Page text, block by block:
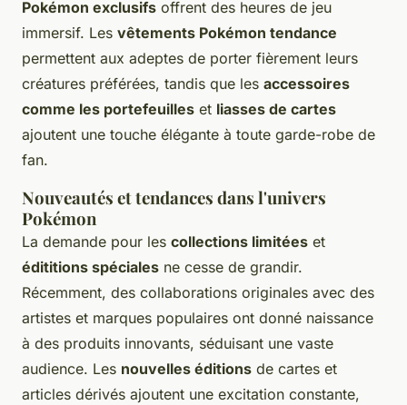
Pokémon exclusifs offrent des heures de jeu
immersif. Les vêtements Pokémon tendance
permettent aux adeptes de porter fièrement leurs
créatures préférées, tandis que les accessoires
comme les portefeuilles et liasses de cartes
ajoutent une touche élégante à toute garde-robe de
fan.
Nouveautés et tendances dans l'univers
Pokémon
La demande pour les collections limitées et
édititions spéciales ne cesse de grandir.
Récemment, des collaborations originales avec des
artistes et marques populaires ont donné naissance
à des produits innovants, séduisant une vaste
audience. Les nouvelles éditions de cartes et
articles dérivés ajoutent une excitation constante,